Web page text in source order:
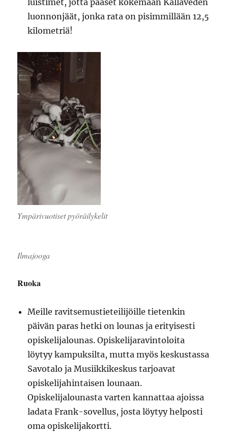
luonnonjäät, jonka rata on pisimmillään 12,5
kilometriä!
Ympärivuotiset pyöräilykelit
Ilmajooga
Ruoka
Meille ravitsemustieteilijöille tietenkin
päivän paras hetki on lounas ja erityisesti
opiskelijalounas. Opiskelijaravintoloita
löytyy kampuksilta, mutta myös keskustassa
Savotalo ja Musiikkikeskus tarjoavat
opiskelijahintaisen lounaan.
Opiskelijalounasta varten kannattaa ajoissa
ladata Frank-sovellus, josta löytyy helposti
oma opiskelijakortti.